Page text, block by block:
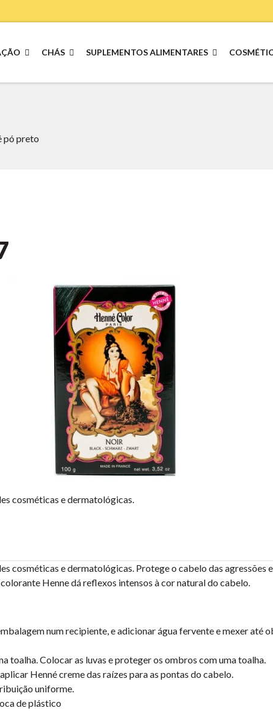
CHÁS SUPLEMENTOS ALIMENTARES
pó preto
cosméticas e dermatológicas.
cosméticas e dermatológicas. Protege o cabelo das
Henne dá reflexos intensos à cor natural do cabelo.
num recipiente, e adicionar água fervente e mexer até
toalha. Colocar as luvas e proteger os ombros com uma toalha.
Henné creme das raízes para as pontas do cabelo.
uniforme.
de plástico